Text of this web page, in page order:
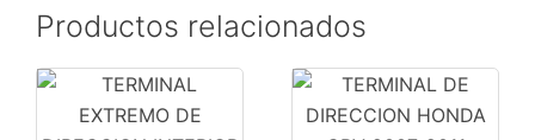
Productos relacionados